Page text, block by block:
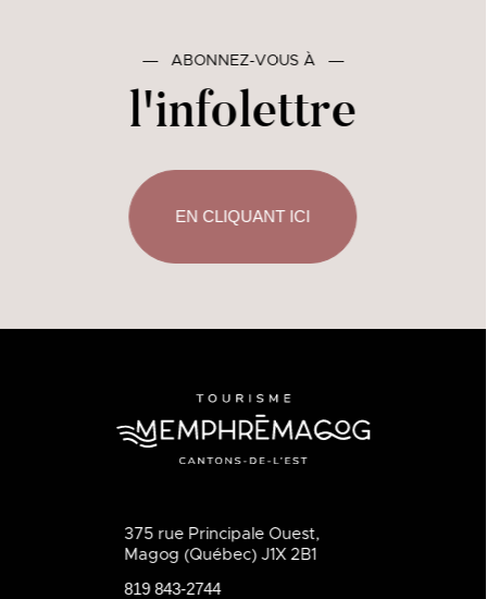
― ABONNEZ-VOUS À ―
l'infolettre
EN CLIQUANT ICI
375 rue Principale Ouest,
Magog (Québec) J1X 2B1
819 843-2744